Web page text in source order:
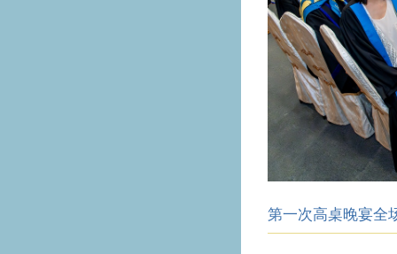
第一次高桌晚宴全